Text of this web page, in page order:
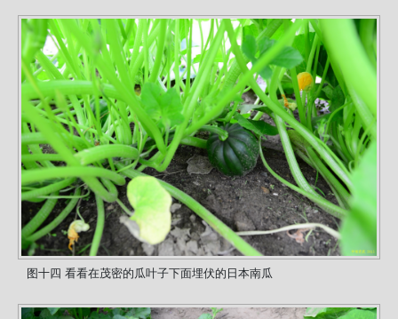
图十四 看看在茂密的瓜叶子下面埋伏的日本南瓜